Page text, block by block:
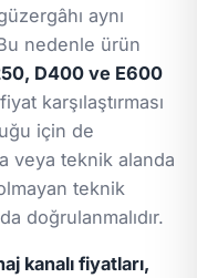
aynı
nedenle ürün
D400 ve E600
karşılaştırması
için de
veya teknik alanda
olmayan teknik
doğrulanmalıdır.
kanalı fiyatları,